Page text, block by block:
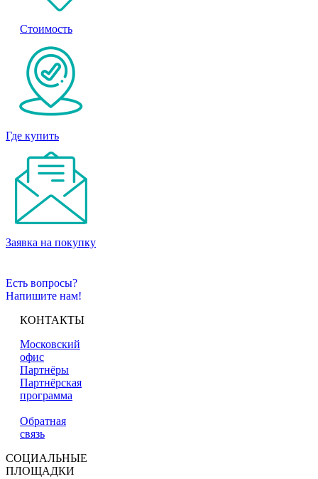
Стоимость
Где купить
Заявка на покупку
Есть вопросы?
Напишите нам!
КОНТАКТЫ
Московский
офис
Партнёры
Партнёрская
программа
Обратная
связь
СОЦИАЛЬНЫЕ
ПЛОЩАДКИ